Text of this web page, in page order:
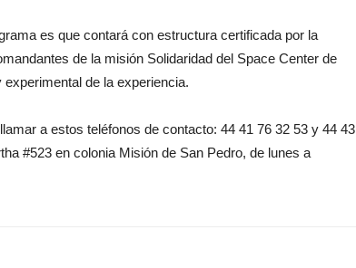
es que contará con estructura certificada por la
de la misión Solidaridad del Space Center de
de la experiencia.
a estos teléfonos de contacto: 44 41 76 32 53 y 44 43
#523 en colonia Misión de San Pedro, de lunes a